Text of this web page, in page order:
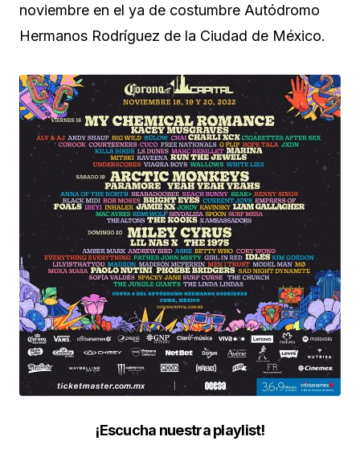
noviembre en el ya de costumbre Autódromo
Hermanos Rodríguez de la Ciudad de México.
¡Escucha nuestra playlist!